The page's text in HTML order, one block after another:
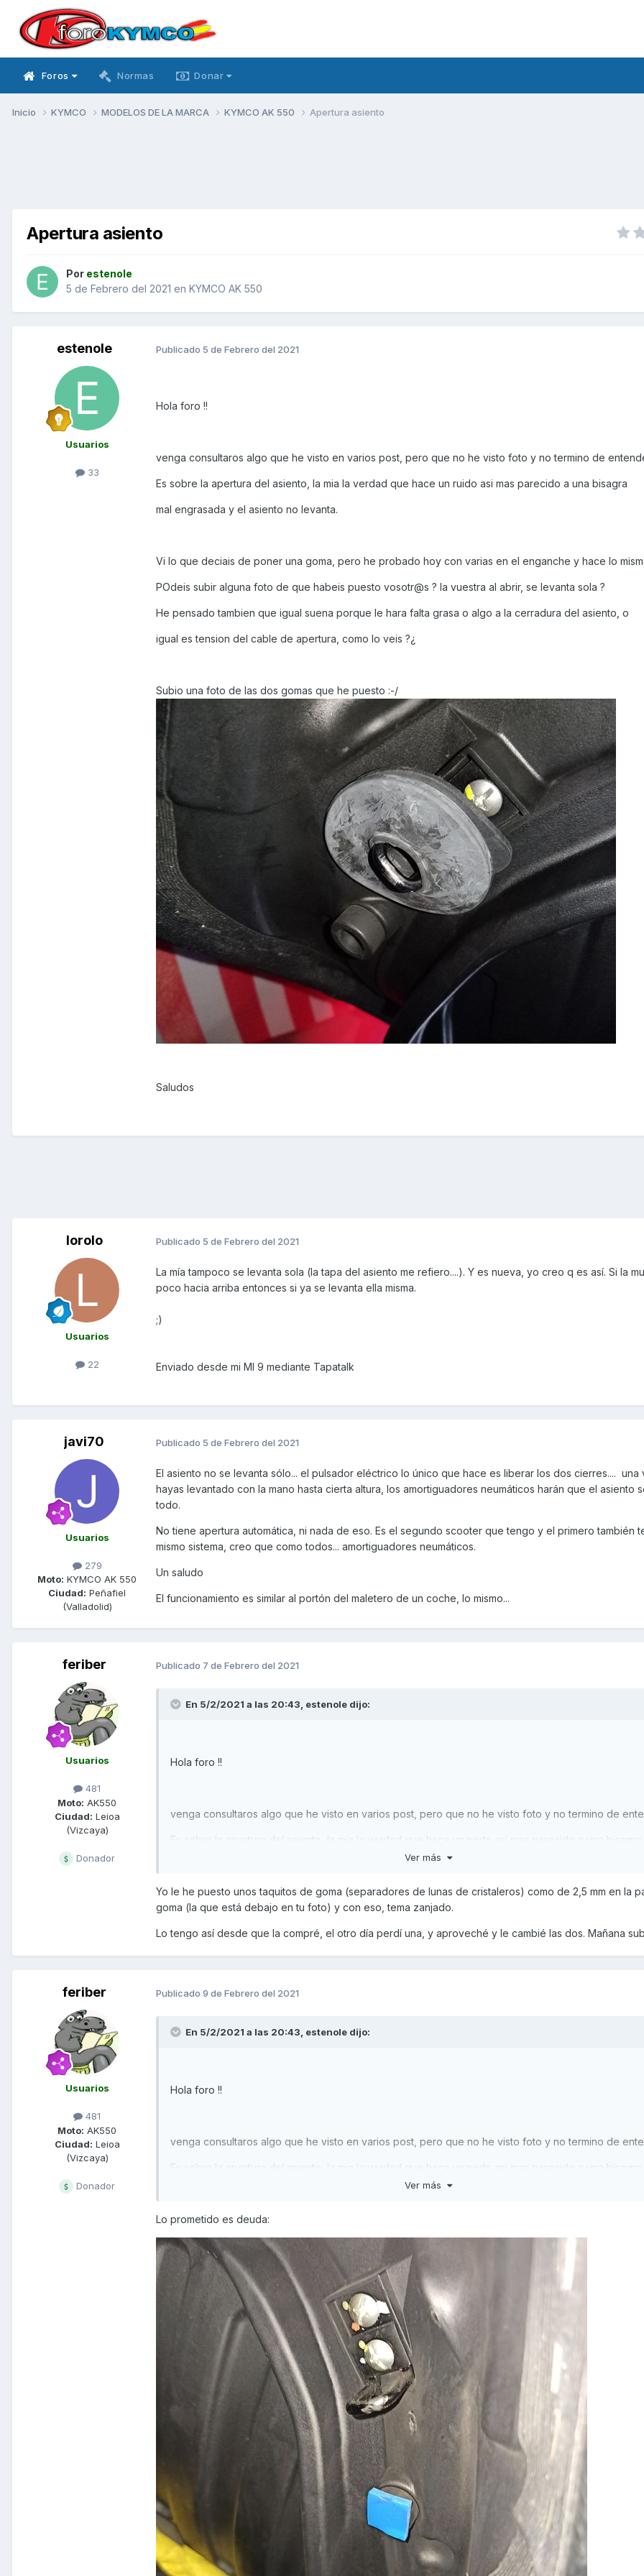
Foros Normas Donar
Inicio KYMCO MODELOS DE LA MARCA KYMCO AK 550 Apertura asiento
Apertura asiento
Por estenole
5 de Febrero del 2021 en KYMCO AK 550
estenole
Usuarios
33
Publicado 5 de Febrero del 2021
Hola foro !!
venga consultaros algo que he visto en varios post, pero que no he visto foto y no termino de
Es sobre la apertura del asiento, la mia la verdad que hace un ruido asi mas parecido a una bisagra
mal engrasada y el asiento no levanta.
Vi lo que deciais de poner una goma, pero he probado hoy con varias en el enganche y hace lo
POdeis subir alguna foto de que habeis puesto vosotr@s ? la vuestra al abrir, se levanta sola ?
He pensado tambien que igual suena porque le hara falta grasa o algo a la cerradura del asiento, o
igual es tension del cable de apertura, como lo veis ?¿
Subio una foto de las dos gomas que he puesto :-/
Saludos
lorolo
Usuarios
22
Publicado 5 de Febrero del 2021
La mía tampoco se levanta sola (la tapa del asiento me refiero....). Y es nueva, yo creo q es así. Si la
poco hacia arriba entonces si ya se levanta ella misma.
;)
Enviado desde mi MI 9 mediante Tapatalk
javi70
Usuarios
279
Moto: KYMCO AK 550
Ciudad: Peñafiel
(Valladolid)
Publicado 5 de Febrero del 2021
El asiento no se levanta sólo... el pulsador eléctrico lo único que hace es liberar los dos cierres.... una
hayas levantado con la mano hasta cierta altura, los amortiguadores neumáticos harán que el asiento
todo.
No tiene apertura automática, ni nada de eso. Es el segundo scooter que tengo y el primero también
mismo sistema, creo que como todos... amortiguadores neumáticos.
Un saludo
El funcionamiento es similar al portón del maletero de un coche, lo mismo...
feriber
Usuarios
481
Moto: AK550
Ciudad: Leioa
(Vizcaya)
Donador
Publicado 7 de Febrero del 2021
En 5/2/2021 a las 20:43, estenole dijo:
Hola foro !!
venga consultaros algo que he visto en varios post, pero que no he visto foto y no termino de
Es sobre la apertura del asiento, la mia la verdad que hace un ruido asi mas parecido a una bisagra
Vi lo que deciais de poner una goma, pero he probado hoy con varias en el enganche y hace lo
POdeis subir alguna foto de que habeis puesto vosotr@s ? la vuestra al abrir, se levanta sola ?
igual es tension del cable de apertura, como lo veis ?¿
Ver más
Yo le he puesto unos taquitos de goma (separadores de lunas de cristaleros) como de 2,5 mm en la
goma (la que está debajo en tu foto) y con eso, tema zanjado.
Lo tengo así desde que la compré, el otro día perdí una, y aproveché y le cambié las dos. Mañana
feriber
Usuarios
481
Moto: AK550
Ciudad: Leioa
(Vizcaya)
Donador
Publicado 9 de Febrero del 2021
En 5/2/2021 a las 20:43, estenole dijo:
Hola foro !!
venga consultaros algo que he visto en varios post, pero que no he visto foto y no termino de
Es sobre la apertura del asiento, la mia la verdad que hace un ruido asi mas parecido a una bisagra
Vi lo que deciais de poner una goma, pero he probado hoy con varias en el enganche y hace lo
POdeis subir alguna foto de que habeis puesto vosotr@s ? la vuestra al abrir, se levanta sola ?
He pensado tambien que igual suena porque le hara falta grasa o algo a la cerradura del asiento, o
igual es tension del cable de apertura, como lo veis ?¿
Subio una foto de las dos gomas que he puesto :-/
Ver más
Lo prometido es deuda: